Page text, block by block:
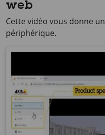
web
Cette vidéo vous donne
périphérique.